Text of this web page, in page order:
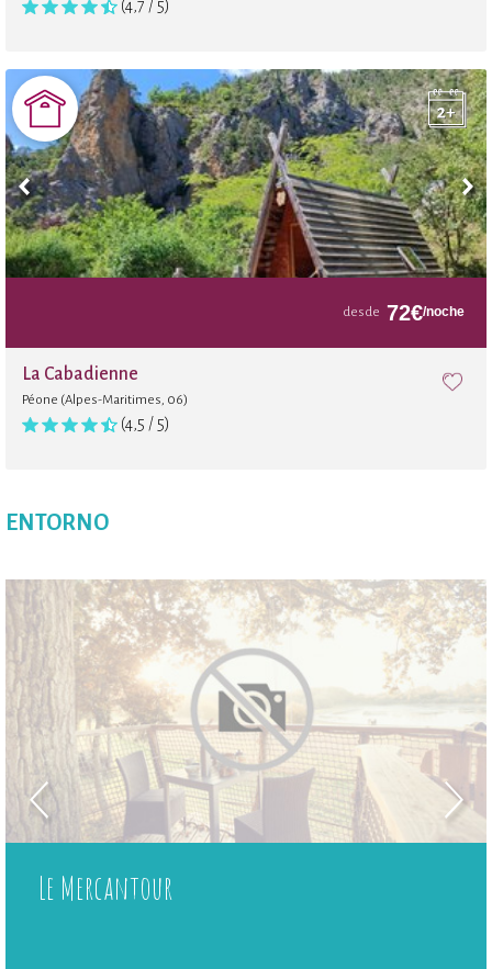
(4,7 / 5)
desde 72€/noche
La Cabadienne
Péone (Alpes-Maritimes, 06)
(4,5 / 5)
ENTORNO
Le Mercantour